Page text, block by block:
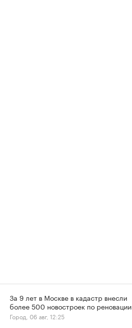
За 9 лет в Москве в кадастр внесли
более 500 новостроек по реновации
Город, 06 авг, 12:25